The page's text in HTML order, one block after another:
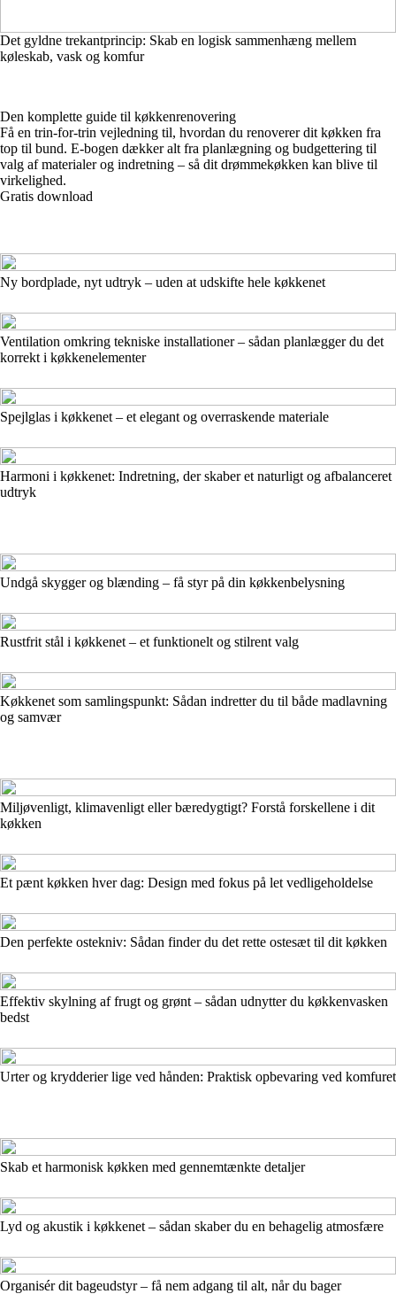
Det gyldne trekantprincip: Skab en logisk sammenhæng mellem
køleskab, vask og komfur
Den komplette guide til køkkenrenovering
Få en trin-for-trin vejledning til, hvordan du renoverer dit køkken fra
top til bund. E-bogen dækker alt fra planlægning og budgettering til
valg af materialer og indretning – så dit drømmekøkken kan blive til
virkelighed.
Gratis download
Ny bordplade, nyt udtryk – uden at udskifte hele køkkenet
Ventilation omkring tekniske installationer – sådan planlægger du det
korrekt i køkkenelementer
Spejlglas i køkkenet – et elegant og overraskende materiale
Harmoni i køkkenet: Indretning, der skaber et naturligt og afbalanceret
udtryk
Undgå skygger og blænding – få styr på din køkkenbelysning
Rustfrit stål i køkkenet – et funktionelt og stilrent valg
Køkkenet som samlingspunkt: Sådan indretter du til både madlavning
og samvær
Miljøvenligt, klimavenligt eller bæredygtigt? Forstå forskellene i dit
køkken
Et pænt køkken hver dag: Design med fokus på let vedligeholdelse
Den perfekte ostekniv: Sådan finder du det rette ostesæt til dit køkken
Effektiv skylning af frugt og grønt – sådan udnytter du køkkenvasken
bedst
Urter og krydderier lige ved hånden: Praktisk opbevaring ved komfuret
Skab et harmonisk køkken med gennemtænkte detaljer
Lyd og akustik i køkkenet – sådan skaber du en behagelig atmosfære
Organisér dit bageudstyr – få nem adgang til alt, når du bager